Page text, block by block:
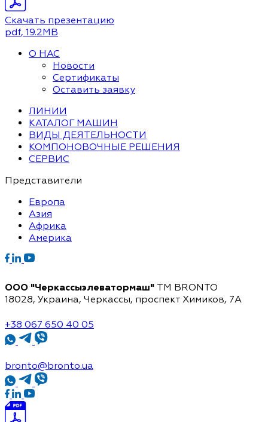
Скачать презентацию
pdf, 19.2MB
О НАС
Новости
Сертификаты
Оставить заявку
ЛИНИИ
КАТАЛОГ МАШИН
ВИДЫ ДЕЯТЕЛЬНОСТИ
КОМПОНОВОЧНЫЕ РЕШЕНИЯ
СЕРВИС
Представители
Европа
Азия
Африка
Америка
ООО "Черкассыэлеватормаш" TM BRONTO
18028, Украина, Черкассы, проспект Химиков, 7A
+38 067 650 40 05
bronto@bronto.ua